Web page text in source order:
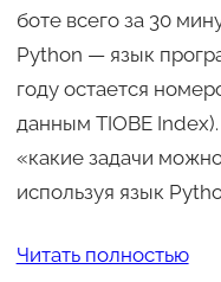
боте всего за 30
Python — язык
году остается
данным TIOBE
«какие задачи
используя язык
Читать полностью